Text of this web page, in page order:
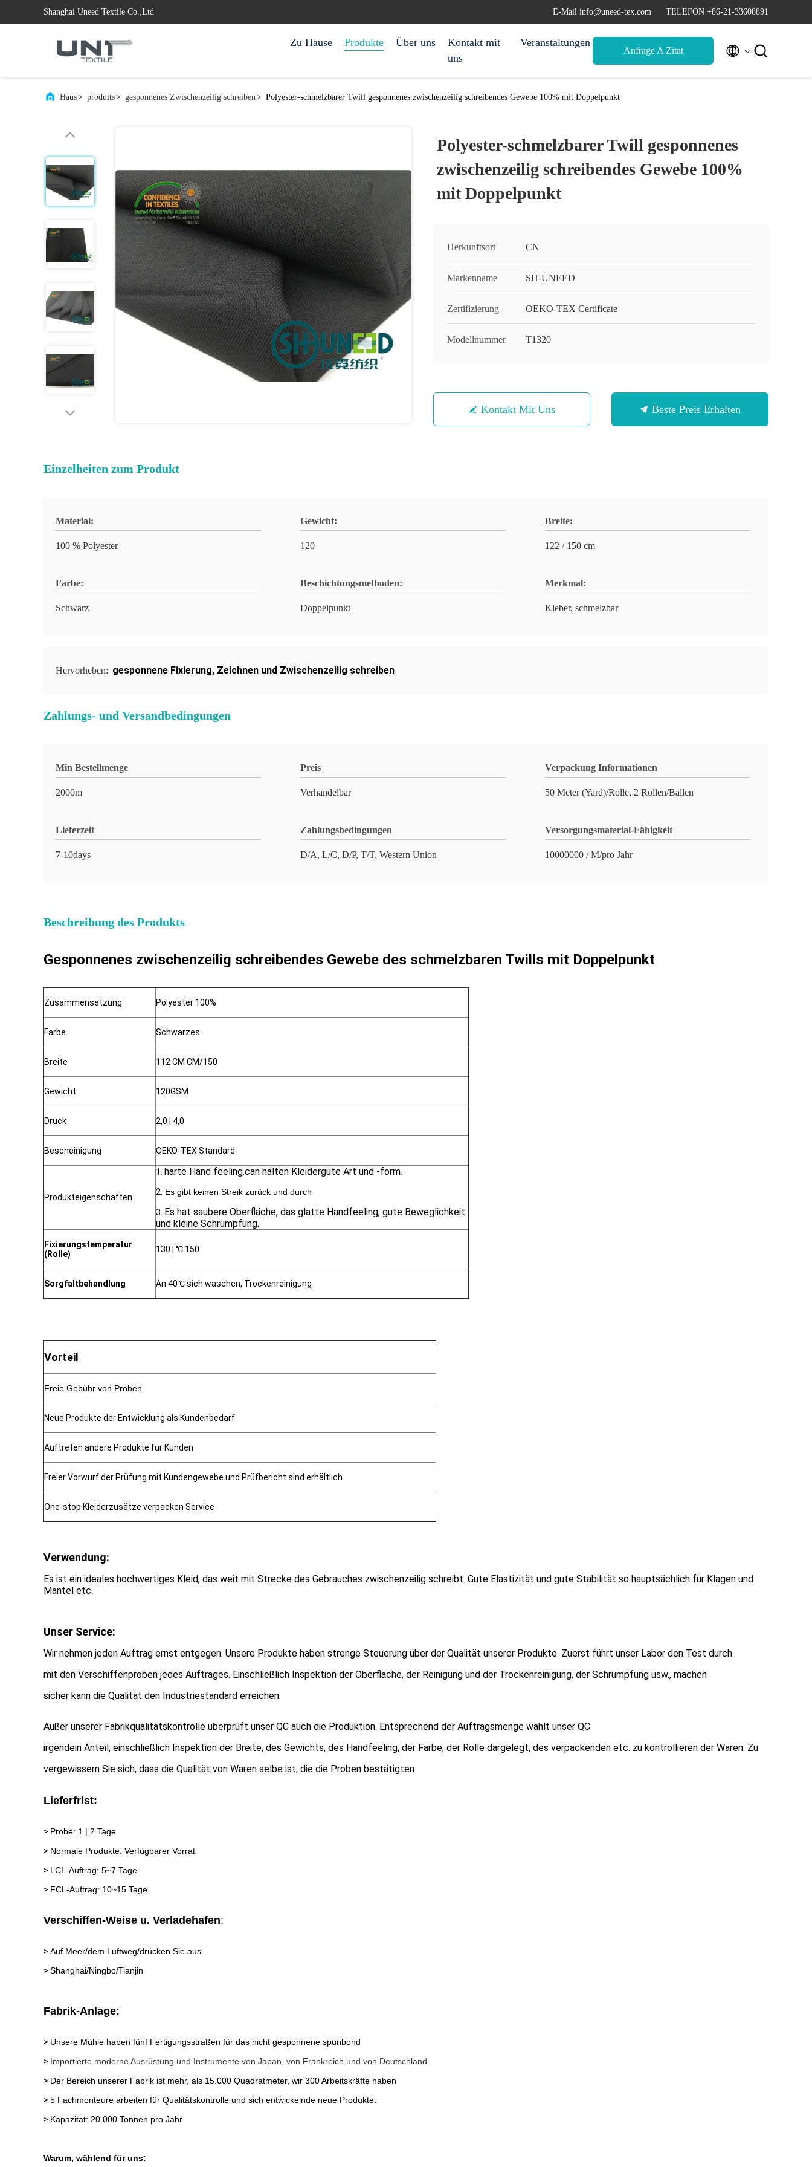
Shanghai Uneed Textile Co.,Ltd E-Mail info@uneed-tex.com TELEFON +86-21-33608891
Zu Hause Produkte Über uns
Kontakt mit
uns
Veranstaltungen
Anfrage A Zitat  
Haus> produits> gesponnenes Zwischenzeilig schreiben> Polyester-schmelzbarer Twill gesponnenes zwischenzeilig schreibendes Gewebe 100% mit Doppelpunkt
Polyester-schmelzbarer Twill gesponnenes
zwischenzeilig schreibendes Gewebe 100%
mit Doppelpunkt
Herkunftsort CN
Markenname SH-UNEED
Zertifizierung OEKO-TEX Certificate
Modellnummer T1320
Kontakt Mit Uns Beste Preis Erhalten
Einzelheiten zum Produkt
Material:
100 % Polyester
Gewicht:
120
Breite:
122 / 150 cm
Farbe:
Schwarz
Beschichtungsmethoden:
Doppelpunkt
Merkmal:
Kleber, schmelzbar
Hervorheben: gesponnene Fixierung, Zeichnen und Zwischenzeilig schreiben
Zahlungs- und Versandbedingungen
Min Bestellmenge
2000m
Preis
Verhandelbar
Verpackung Informationen
50 Meter (Yard)/Rolle, 2 Rollen/Ballen
Lieferzeit
7-10days
Zahlungsbedingungen
D/A, L/C, D/P, T/T, Western Union
Versorgungsmaterial-Fähigkeit
10000000 / M/pro Jahr
Beschreibung des Produkts
Gesponnenes zwischenzeilig schreibendes Gewebe des schmelzbaren Twills mit Doppelpunkt
Zusammensetzung Polyester 100%
Farbe Schwarzes
Breite 112 CM CM/150
Gewicht 120GSM
Druck 2,0 | 4,0
Bescheinigung OEKO-TEX Standard
Produkteigenschaften
1. harte Hand feeling.can halten Kleidergute Art und -form.
2. Es gibt keinen Streik zurück und durch
3. Es hat saubere Oberfläche, das glatte Handfeeling, gute Beweglichkeit
und kleine Schrumpfung.
Fixierungstemperatur
(Rolle)
130 | ℃ 150
Sorgfaltbehandlung An 40℃ sich waschen, Trockenreinigung
Vorteil
Freie Gebühr von Proben
Neue Produkte der Entwicklung als Kundenbedarf
Auftreten andere Produkte für Kunden
Freier Vorwurf der Prüfung mit Kundengewebe und Prüfbericht sind erhältlich
One-stop Kleiderzusätze verpacken Service
Verwendung:
Es ist ein ideales hochwertiges Kleid, das weit mit Strecke des Gebrauches zwischenzeilig schreibt. Gute Elastizität und gute Stabilität so hauptsächlich für Klagen und
Mantel etc.
Unser Service:
Wir nehmen jeden Auftrag ernst entgegen. Unsere Produkte haben strenge Steuerung über der Qualität unserer Produkte. Zuerst führt unser Labor den Test durch
mit den Verschiffenproben jedes Auftrages. Einschließlich Inspektion der Oberfläche, der Reinigung und der Trockenreinigung, der Schrumpfung usw., machen
sicher kann die Qualität den Industriestandard erreichen.
Außer unserer Fabrikqualitätskontrolle überprüft unser QC auch die Produktion. Entsprechend der Auftragsmenge wählt unser QC
irgendein Anteil, einschließlich Inspektion der Breite, des Gewichts, des Handfeeling, der Farbe, der Rolle dargelegt, des verpackenden etc. zu kontrollieren der Waren. Zu
vergewissern Sie sich, dass die Qualität von Waren selbe ist, die die Proben bestätigten
Lieferfrist:
> Probe: 1 | 2 Tage
> Normale Produkte: Verfügbarer Vorrat
> LCL-Auftrag: 5~7 Tage
> FCL-Auftrag: 10~15 Tage
Verschiffen-Weise u. Verladehafen:
> Auf Meer/dem Luftweg/drücken Sie aus
> Shanghai/Ningbo/Tianjin
Fabrik-Anlage:
> Unsere Mühle haben fünf Fertigungsstraßen für das nicht gesponnene spunbond
> Importierte moderne Ausrüstung und Instrumente von Japan, von Frankreich und von Deutschland
> Der Bereich unserer Fabrik ist mehr, als 15.000 Quadratmeter, wir 300 Arbeitskräfte haben
> 5 Fachmonteure arbeiten für Qualitätskontrolle und sich entwickelnde neue Produkte.
> Kapazität: 20.000 Tonnen pro Jahr
Warum, wählend für uns: